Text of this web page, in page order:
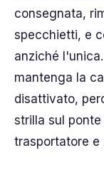
consegnata,
specchietti, e
anziché
mantenga la
disattivato,
strilla sul
trasportatore e